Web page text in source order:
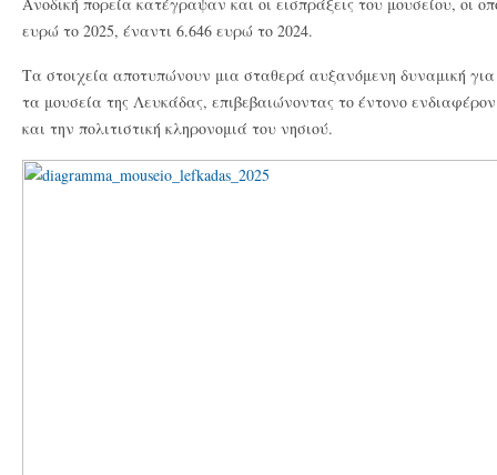
ευρώ το 2025, έναντι 6.646 ευρώ το 2024.
Τα στοιχεία αποτυπώνουν μια σταθερά αυξανόμενη δυναμική
τα μουσεία της Λευκάδας, επιβεβαιώνοντας το έντονο
και την πολιτιστική κληρονομιά του νησιού.